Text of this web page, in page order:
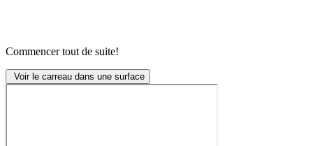
Commencer tout de suite!
Voir le carreau dans une surface